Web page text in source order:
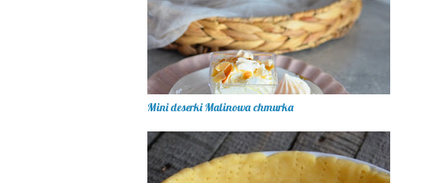
Mini deserki Malinowa chmurka